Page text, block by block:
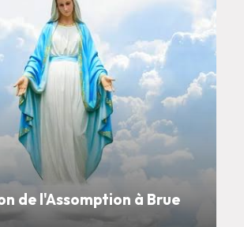
de l'Assomption à Brue